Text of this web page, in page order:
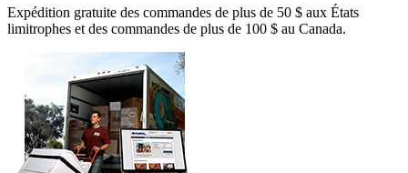
Expédition gratuite des commandes de plus de 50 $ aux États
limitrophes et des commandes de plus de 100 $ au Canada.